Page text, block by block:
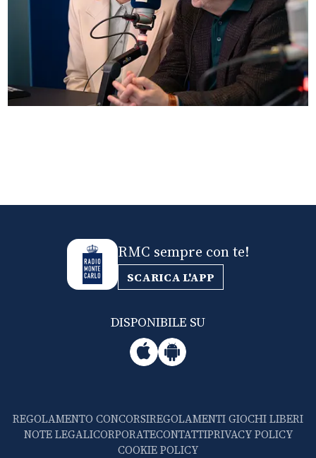
RMC sempre con te!
SCARICA L'APP
DISPONIBILE SU
REGOLAMENTO CONCORSIREGOLAMENTI GIOCHI LIBERI
NOTE LEGALICORPORATECONTATTIPRIVACY POLICY
COOKIE POLICY